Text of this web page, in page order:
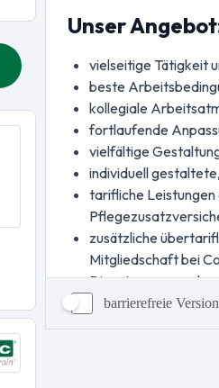
barrierefreie Version